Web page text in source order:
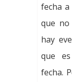
fecha
que no
hay
que
fecha.